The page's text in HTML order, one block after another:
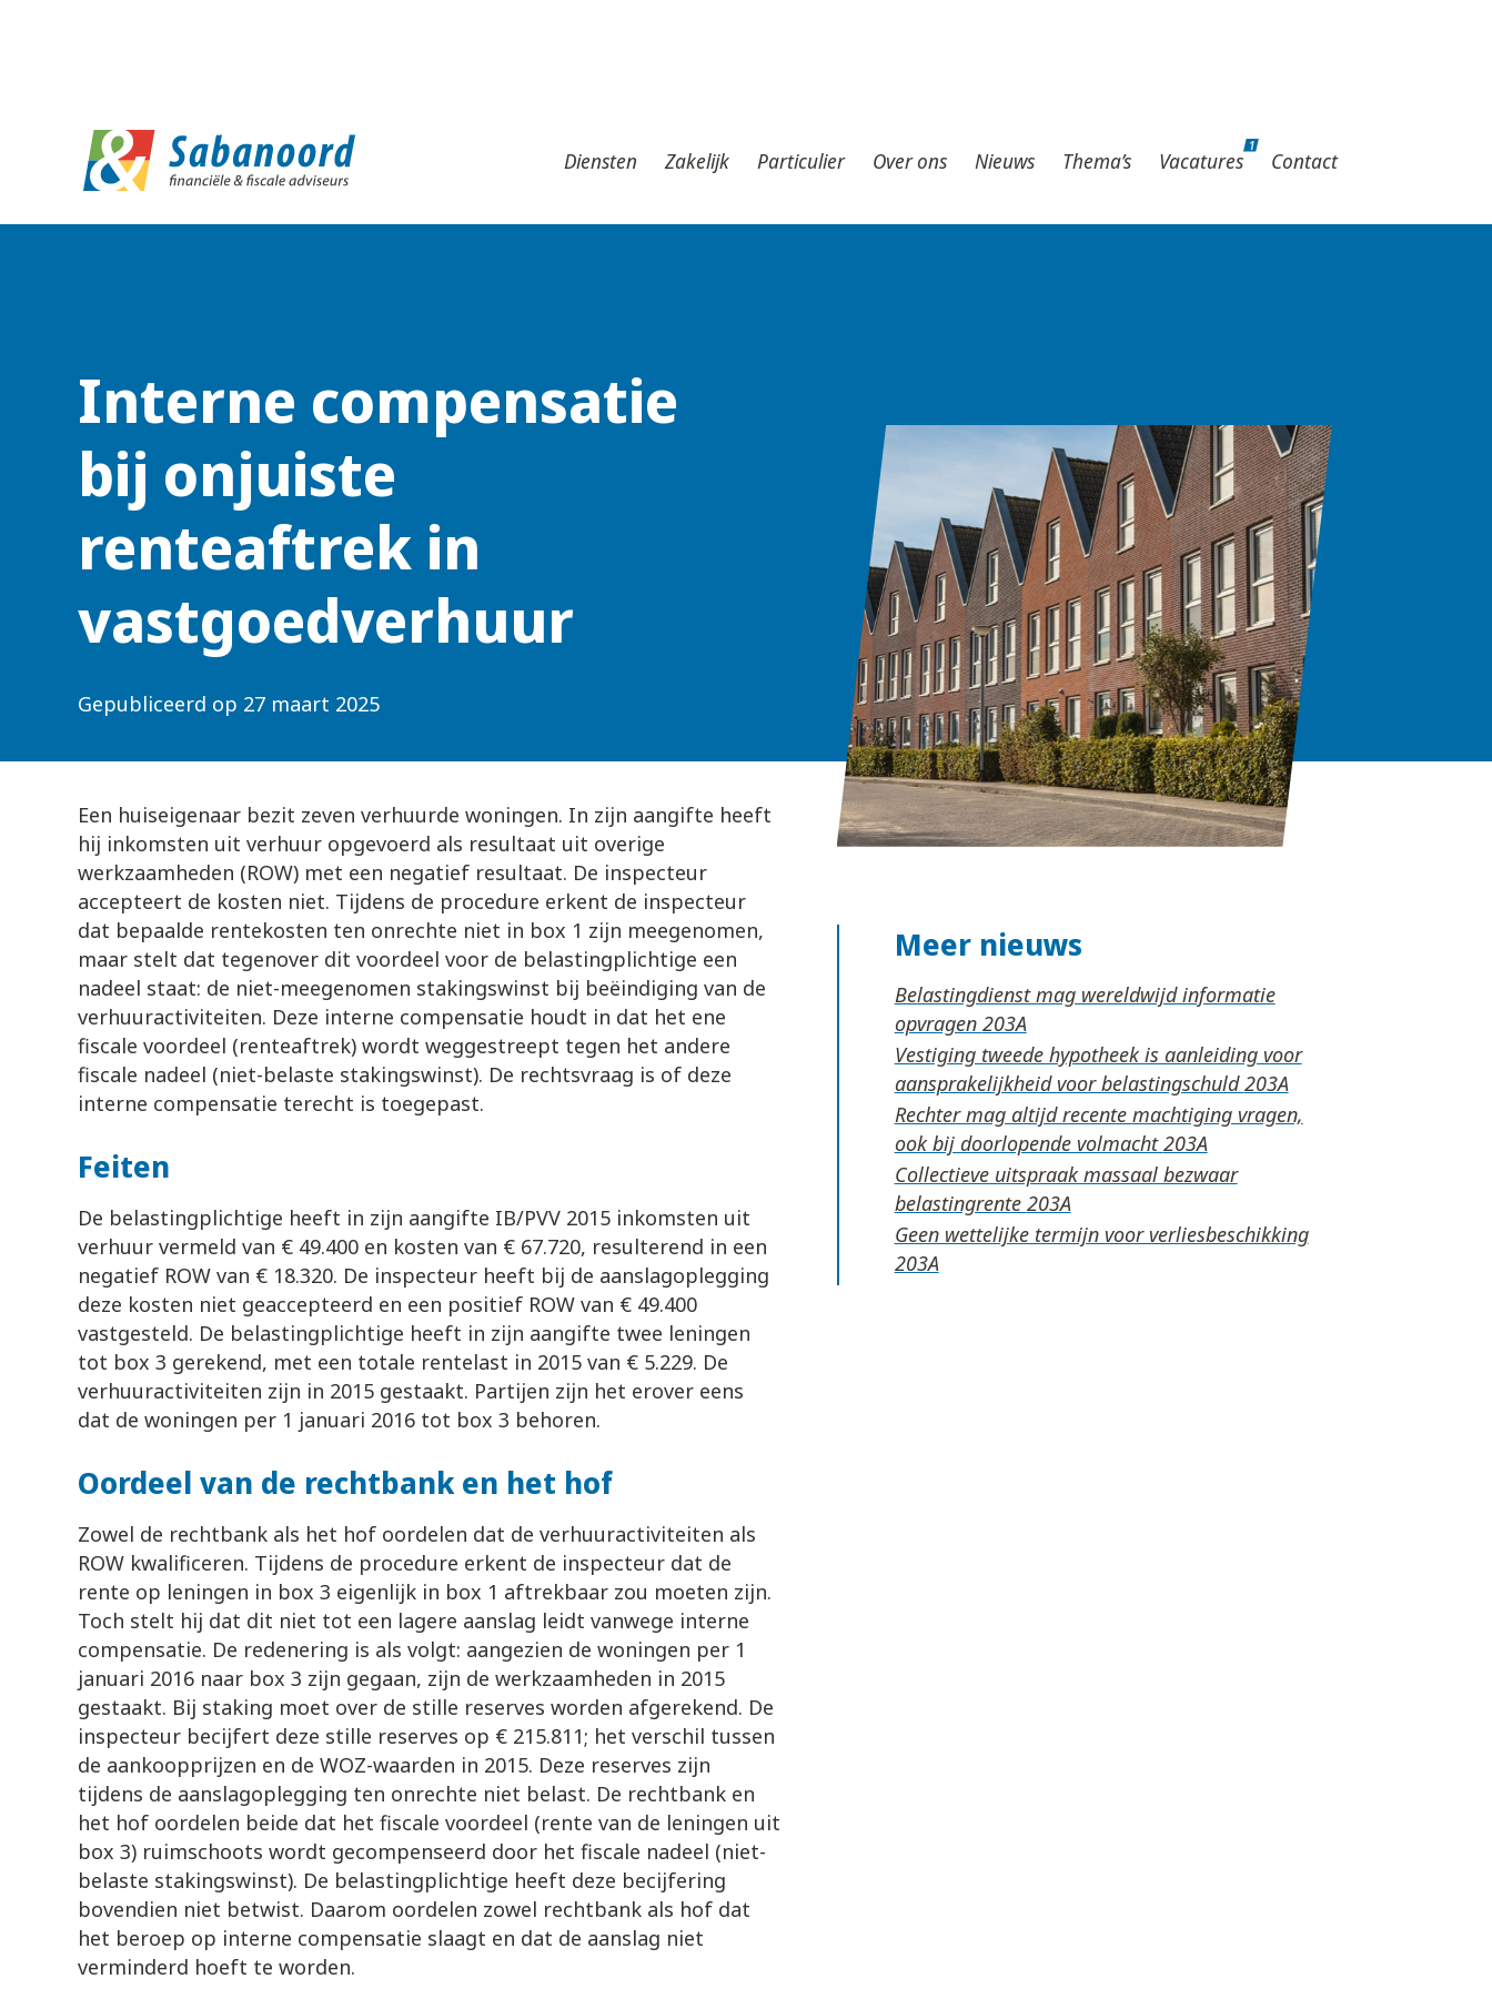
Diensten Zakelijk Particulier Over ons Nieuws Thema’s Vacatures
1
Contact
Interne compensatie
bij onjuiste
renteaftrek in
vastgoedverhuur
Gepubliceerd op 27 maart 2025
Een huiseigenaar bezit zeven verhuurde woningen. In zijn aangifte heeft
hij inkomsten uit verhuur opgevoerd als resultaat uit overige
werkzaamheden (ROW) met een negatief resultaat. De inspecteur
accepteert de kosten niet. Tijdens de procedure erkent de inspecteur
dat bepaalde rentekosten ten onrechte niet in box 1 zijn meegenomen,
maar stelt dat tegenover dit voordeel voor de belastingplichtige een
nadeel staat: de niet-meegenomen stakingswinst bij beëindiging van de
verhuuractiviteiten. Deze interne compensatie houdt in dat het ene
fiscale voordeel (renteaftrek) wordt weggestreept tegen het andere
fiscale nadeel (niet-belaste stakingswinst). De rechtsvraag is of deze
interne compensatie terecht is toegepast.
Feiten
De belastingplichtige heeft in zijn aangifte IB/PVV 2015 inkomsten uit
verhuur vermeld van € 49.400 en kosten van € 67.720, resulterend in een
negatief ROW van € 18.320. De inspecteur heeft bij de aanslagoplegging
deze kosten niet geaccepteerd en een positief ROW van € 49.400
vastgesteld. De belastingplichtige heeft in zijn aangifte twee leningen
tot box 3 gerekend, met een totale rentelast in 2015 van € 5.229. De
verhuuractiviteiten zijn in 2015 gestaakt. Partijen zijn het erover eens
dat de woningen per 1 januari 2016 tot box 3 behoren.
Oordeel van de rechtbank en het hof
Zowel de rechtbank als het hof oordelen dat de verhuuractiviteiten als
ROW kwalificeren. Tijdens de procedure erkent de inspecteur dat de
rente op leningen in box 3 eigenlijk in box 1 aftrekbaar zou moeten zijn.
Toch stelt hij dat dit niet tot een lagere aanslag leidt vanwege interne
compensatie. De redenering is als volgt: aangezien de woningen per 1
januari 2016 naar box 3 zijn gegaan, zijn de werkzaamheden in 2015
gestaakt. Bij staking moet over de stille reserves worden afgerekend. De
inspecteur becijfert deze stille reserves op € 215.811; het verschil tussen
de aankoopprijzen en de WOZ-waarden in 2015. Deze reserves zijn
tijdens de aanslagoplegging ten onrechte niet belast. De rechtbank en
het hof oordelen beide dat het fiscale voordeel (rente van de leningen uit
box 3) ruimschoots wordt gecompenseerd door het fiscale nadeel (niet-
belaste stakingswinst). De belastingplichtige heeft deze becijfering
bovendien niet betwist. Daarom oordelen zowel rechtbank als hof dat
het beroep op interne compensatie slaagt en dat de aanslag niet
verminderd hoeft te worden.
Meer nieuws
Belastingdienst mag wereldwijd informatie
opvragen
Vestiging tweede hypotheek is aanleiding voor
aansprakelijkheid voor belastingschuld
Rechter mag altijd recente machtiging vragen,
ook bij doorlopende volmacht
Collectieve uitspraak massaal bezwaar
belastingrente
Geen wettelijke termijn voor verliesbeschikking